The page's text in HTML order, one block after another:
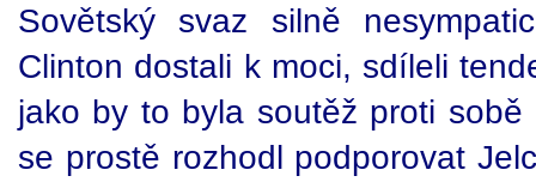
Sovětský svaz silně
Clinton dostali k moci, sdíleli
jako by to byla soutěž proti
se prostě rozhodl podporovat